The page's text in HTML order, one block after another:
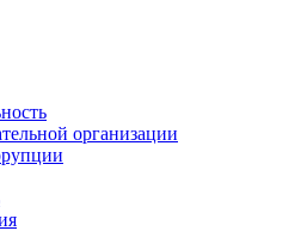
организации